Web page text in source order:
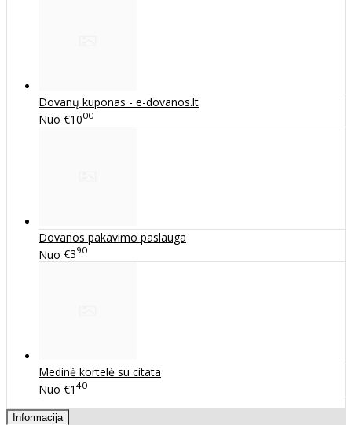
Dovanų kuponas - e-dovanos.lt
Nuo €1000
Dovanos pakavimo paslauga
Nuo €390
Medinė kortelė su citata
Nuo €1 40
Informacija